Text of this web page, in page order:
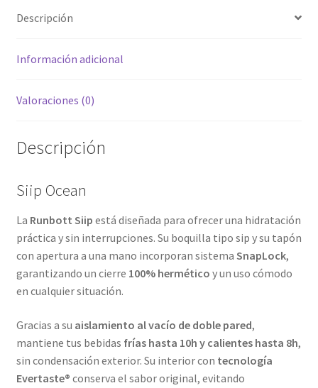
Descripción
Información adicional
Valoraciones (0)
Descripción
Siip Ocean
La Runbott Siip está diseñada para ofrecer una hidratación
práctica y sin interrupciones. Su boquilla tipo sip y su tapón
con apertura a una mano incorporan sistema SnapLock,
garantizando un cierre 100% hermético y un uso cómodo
en cualquier situación.
Gracias a su aislamiento al vacío de doble pared,
mantiene tus bebidas frías hasta 10h y calientes hasta 8h,
sin condensación exterior. Su interior con tecnología
Evertaste® conserva el sabor original, evitando